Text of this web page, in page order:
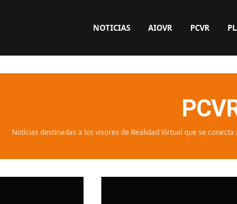
NOTICIAS AIOVR PCVR
Notícias destinadas a los visores de Realidad Virtual que se conecta